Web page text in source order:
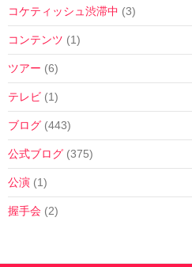
コケティッシュ渋滞中 (3)
コンテンツ (1)
ツアー (6)
テレビ (1)
ブログ (443)
公式ブログ (375)
公演 (1)
握手会 (2)